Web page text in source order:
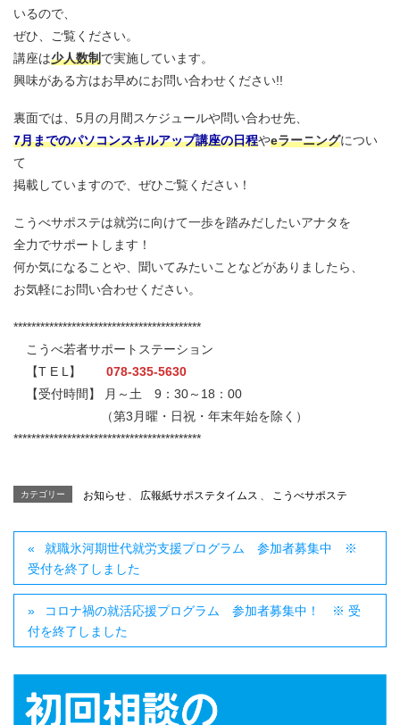
いるので、
ぜひ、ご覧ください。
講座は少人数制で実施しています。
興味がある方はお早めにお問い合わせください!!
裏面では、5月の月間スケジュールや問い合わせ先、
7月までのパソコンスキルアップ講座の日程やeラーニングについ
て
掲載していますので、ぜひご覧ください！
こうべサポステは就労に向けて一歩を踏みだしたいアナタを
全力でサポートします！
何か気になることや、聞いてみたいことなどがありましたら、
お気軽にお問い合わせください。
******************************************
こうべ若者サポートステーション
【T E L】 078-335-5630
【受付時間】 月～土 9：30～18：00
（第3月曜・日祝・年末年始を除く）
******************************************
カテゴリー お知らせ 、 広報紙サポステタイムス 、 こうべサポステ
就職氷河期世代就労支援プログラム 参加者募集中 ※
受付を終了しました
コロナ禍の就活応援プログラム 参加者募集中！ ※ 受
付を終了しました